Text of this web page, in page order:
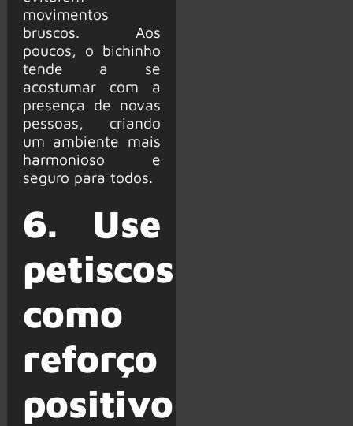
movimentos
bruscos. Aos
poucos, o bichinho
tende a se
acostumar com a
presença de novas
pessoas, criando
um ambiente mais
harmonioso e
seguro para todos.
6. Use
petiscos
como
reforço
positivo